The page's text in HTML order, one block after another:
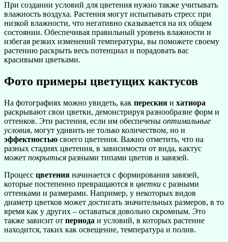
При создании условий для цветения нужно также учитывать
влажность воздуха. Растения могут испытывать стресс при
низкой влажности, что негативно сказывается на их общем
состоянии. Обеспечивая правильный уровень влажности и
избегая резких изменений температуры, вы поможете своему
растению раскрыть весь потенциал и порадовать вас
красивыми цветками.
Фото примеры цветущих кактусов
На фотографиях можно увидеть, как переския и хатиора
раскрывают свои цветки, демонстрируя разнообразие форм и
оттенков. Эти растения, если им обеспечены оптимальные
условия, могут удивить не только количеством, но и
эффектностью своего цветения. Важно отметить, что на
разных стадиях цветения, в зависимости от вида, кактус
может покрыться разными типами цветов и завязей.
Процесс цветения начинается с формирования завязей,
которые постепенно превращаются в цветки с разными
оттенками и размерами. Например, у некоторых видов
диаметр цветков может достигать значительных размеров, в то
время как у других – оставаться довольно скромным. Это
также зависит от периода и условий, в которых растение
находится, таких как освещение, температура и полив.